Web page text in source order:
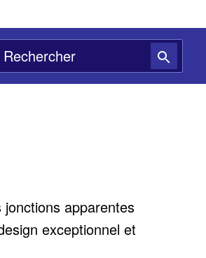
apparentes
exceptionnel et